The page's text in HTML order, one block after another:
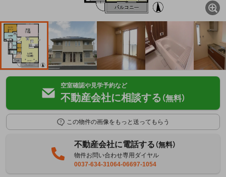
空室確認や見学予約など
不動産会社に相談する （無料）
この物件の画像をもっと送ってもらう
不動産会社に電話する（無料）
物件お問い合わせ専用ダイヤル
0037-634-31064-06697-1054